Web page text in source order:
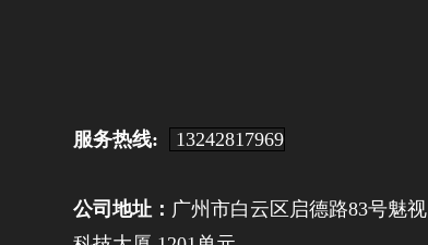
服务热线: 13242817969
公司地址： 广州市白云区启德路83号魅视